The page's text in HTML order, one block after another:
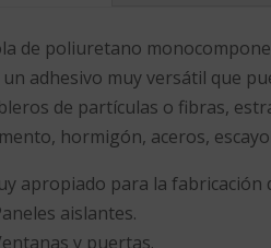
de poliuretano
un adhesivo muy versátil que
de partículas o fibras,
hormigón, aceros,
apropiado para la fabricación
aislantes.
y puertas.